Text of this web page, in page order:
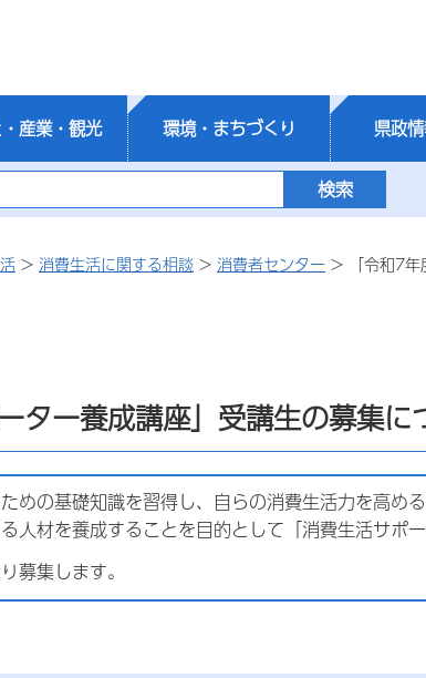
産業・観光 環境・まちづくり 県政
> 消費生活に関する相談 > 消費者センター > 「令和7年
ター養成講座」受講生の募集に
めの基礎知識を習得し、自らの消費生活力を高め
人材を養成することを目的として「消費生活サポ
募集します。